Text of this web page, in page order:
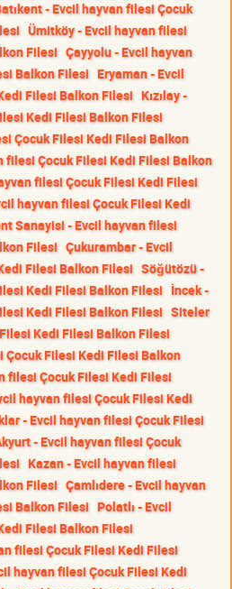
- Evcil hayvan filesi Çocuk
Ümitköy - Evcil hayvan filesi
Filesi Çayyolu - Evcil hayvan
Balkon Filesi Eryaman - Evcil
Filesi Balkon Filesi Kızılay -
Kedi Filesi Balkon Filesi
Çocuk Filesi Kedi Filesi Balkon
filesi Çocuk Filesi Kedi Filesi Balkon
filesi Çocuk Filesi Kedi Filesi
hayvan filesi Çocuk Filesi Kedi
Sanayisi - Evcil hayvan filesi
Filesi Çukurambar - Evcil
Filesi Balkon Filesi Söğütözü -
Kedi Filesi Balkon Filesi İncek -
Kedi Filesi Balkon Filesi Siteler
Kedi Filesi Balkon Filesi
Filesi Kedi Filesi Balkon
filesi Çocuk Filesi Kedi Filesi
hayvan filesi Çocuk Filesi Kedi
- Evcil hayvan filesi Çocuk Filesi
- Evcil hayvan filesi Çocuk
Kazan - Evcil hayvan filesi
Filesi Çamlıdere - Evcil hayvan
Balkon Filesi Polatlı - Evcil
Filesi Balkon Filesi
filesi Çocuk Filesi Kedi Filesi
hayvan filesi Çocuk Filesi Kedi